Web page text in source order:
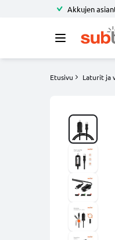
Akkujen
Etusivu Laturit ja